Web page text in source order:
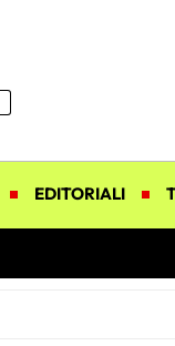
EDITORIALI